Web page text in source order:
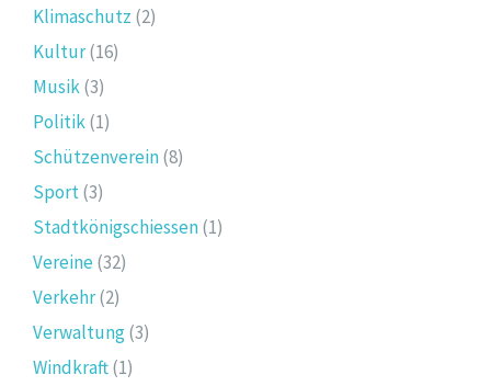
Klimaschutz (2)
Kultur(16)
Musik(3)
Politik(1)
Schützenverein(8)
Sport(3)
Stadtkönigschiessen(1)
Vereine(32)
Verkehr(2)
Verwaltung(3)
Windkraft(1)